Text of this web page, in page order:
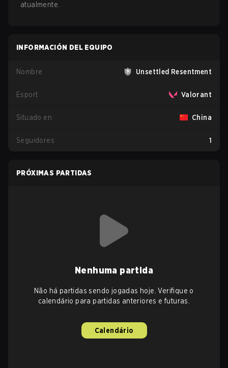
atualmente.
INFORMACIÓN DEL EQUIPO
Nombre Unsettled Resentment
Esport Valorant
Situado en China
Seguidores 1
PRÓXIMAS PARTIDAS
Nenhuma partida
Não há partidas sendo jogadas hoje. Verifique o
calendário para partidas anteriores e futuras.
Calendário